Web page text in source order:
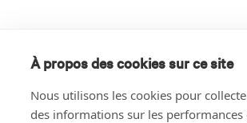
À propos des cookies sur ce site
Nous utilisons les cookies pour
des informations sur les